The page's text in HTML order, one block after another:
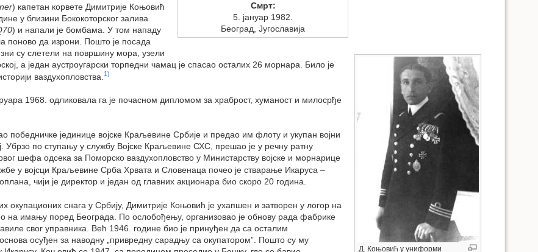
Смрт:
5. јануар 1982.
Београд, Југославија
Д. Коњовић у униформи
) капетан корвете Димитрије Коњовић
у близини Бококоторског залива
) и напали је бомбама. У том нападу
поново да изрони. Пошто је посада
су слетели на површину мора, узели
а један аустроугарски торпедни чамац је спасао осталих 26 морнара. Било је
ваздухопловства. 1)
1968. одликовала га је почасном дипломом за храброст, хуманост и милосрђе
победничке јединице војске Краљевине Србије и предао им флоту и укупан војни
Убрзо по ступању у службу Војске Краљевине СХС, прешао је у речну ратну
шефа одсека за Поморско ваздухопловство у Министарству војске и морнарице
у војсци Краљевине Срба Хрвата и Словенаца почео је стварање Икаруса –
чији је директор и један од главних акционара био скоро 20 година.
окупационих снага у Србију, Димитрије Коњовић је ухапшен и затворен у логор на
на имању поред Београда. По ослобођењу, организовао је обнову рада фабрике
свог управника. Већ 1946. године био је принуђен да са осталим
осуђен за наводну „привредну сарадњу са окупатором”. Пошто су му